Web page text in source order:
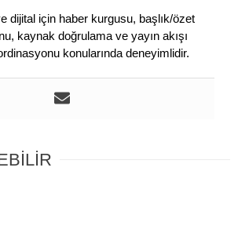
dijital için haber kurgusu, başlık/özet
kaynak doğrulama ve yayın akışı
konularında deneyimlidir.